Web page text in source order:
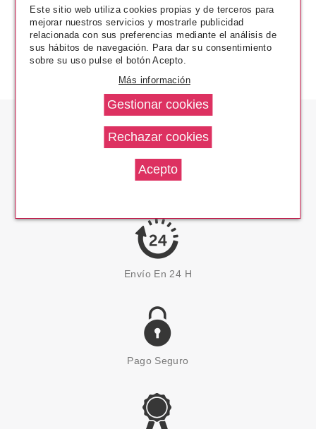
Envío En 24 H
Pago Seguro
Este sitio web utiliza cookies propias y de terceros para
mejorar nuestros servicios y mostrarle publicidad
relacionada con sus preferencias mediante el análisis de
sus hábitos de navegación. Para dar su consentimiento
sobre su uso pulse el botón Acepto.
Más información